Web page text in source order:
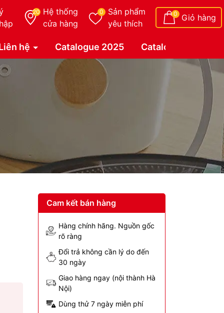
20 Hệ thống
cửa hàng
0
Sản phẩm
yêu thích
0 Giỏ hàng
hệ Catalogue 2025 Catalogue Duy Tân
Cam kết bán hàng
Hàng chính hãng. Nguồn gốc
rõ ràng
Đổi trả không cần lý do đến
30 ngày
Giao hàng ngay (nội thành Hà
Nội)
Dùng thử 7 ngày miễn phí